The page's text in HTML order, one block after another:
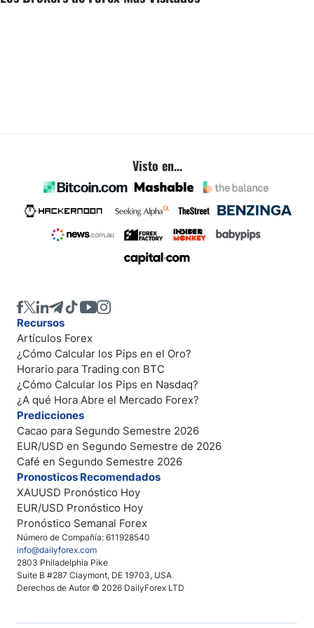
Visto en...
Número de Compañía: 611928540
info@dailyforex.com
2803 Philadelphia Pike
Suite B #287 Claymont, DE 19703, USA
Derechos de Autor © 2026 DailyForex LTD
Recursos
Artículos Forex
¿Cómo Calcular los Pips en el Oro?
Horario para Trading con BTC
¿Cómo Calcular los Pips en Nasdaq?
¿A qué Hora Abre el Mercado Forex?
Predicciones
Cacao para Segundo Semestre 2026
EUR/USD en Segundo Semestre de 2026
Café en Segundo Semestre 2026
Pronosticos Recomendados
XAUUSD Pronóstico Hoy
EUR/USD Pronóstico Hoy
Pronóstico Semanal Forex